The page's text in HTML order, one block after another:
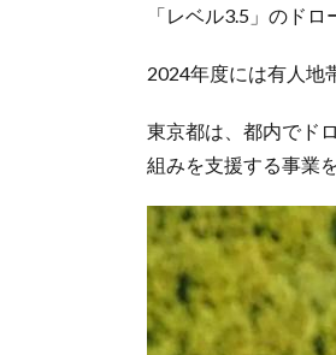
「レベル3.5」のド
2024年度には有人地
東京都は、都内でド
組みを支援する事業